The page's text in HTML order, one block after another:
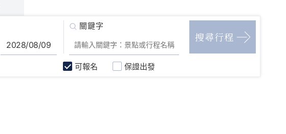
可報名 保證出發